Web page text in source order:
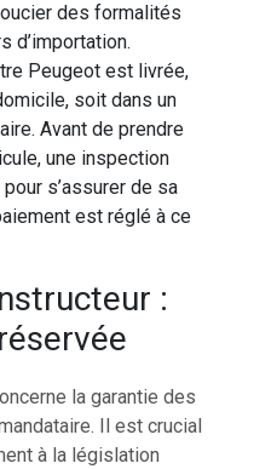
des formalités
d’importation.
Peugeot est livrée,
soit dans un
Avant de prendre
une inspection
s’assurer de sa
est réglé à ce
:
la garantie des
Il est crucial
à la législation